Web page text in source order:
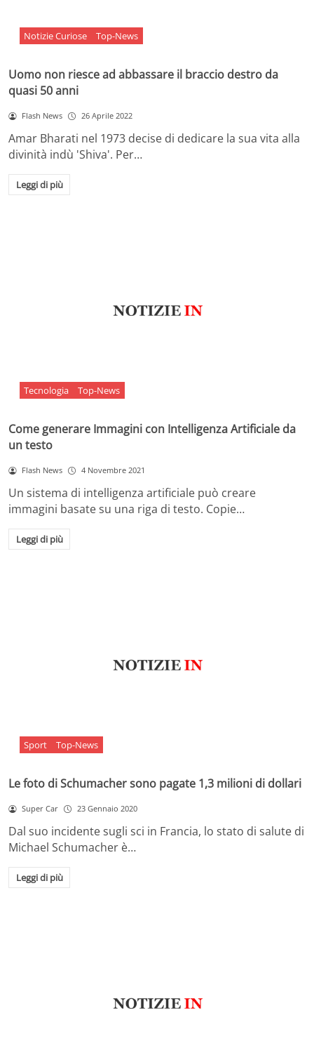
Notizie Curiose Top-News
Uomo non riesce ad abbassare il braccio destro da
quasi 50 anni
Flash News 26 Aprile 2022
Amar Bharati nel 1973 decise di dedicare la sua vita alla
divinità indù 'Shiva'. Per…
Leggi di più
Tecnologia Top-News
Come generare Immagini con Intelligenza Artificiale da
un testo
Flash News 4 Novembre 2021
Un sistema di intelligenza artificiale può creare
immagini basate su una riga di testo. Copie…
Leggi di più
Sport Top-News
Le foto di Schumacher sono pagate 1,3 milioni di dollari
Super Car 23 Gennaio 2020
Dal suo incidente sugli sci in Francia, lo stato di salute di
Michael Schumacher è…
Leggi di più